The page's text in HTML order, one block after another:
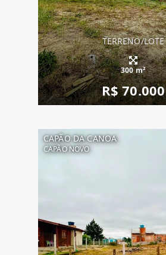
TERRENO/LOTE
300 m²
R$ 70.000
CAPÃO DA CANOA
CAPÃO NOVO